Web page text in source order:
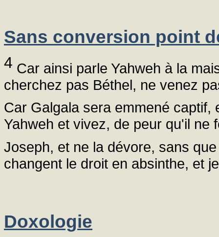
Sans conversion point
4 Car ainsi parle Yahweh à la
cherchez pas Béthel, ne venez
Car Galgala sera emmené
Yahweh et vivez, de peur qu'il ne
Joseph, et ne la dévore, sans
changent le droit en absinthe, et
Doxologie